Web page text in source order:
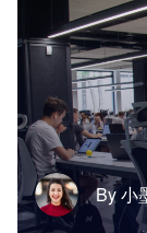
By小